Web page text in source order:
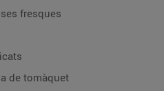
fresques
de tomàquet